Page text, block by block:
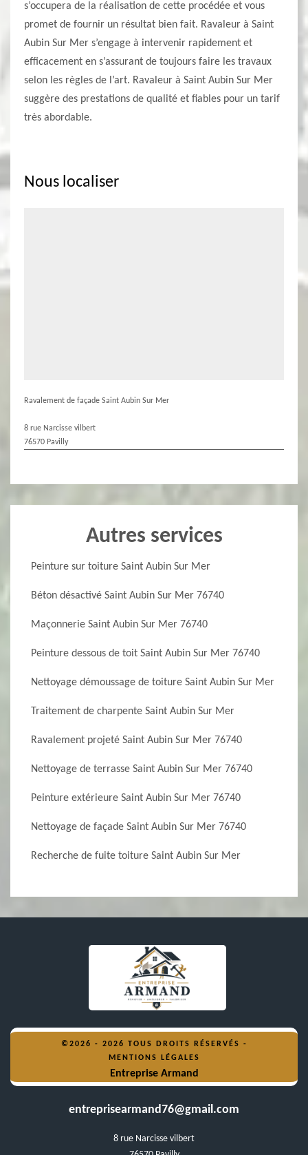
s’occupera de la réalisation de cette procédée et vous
promet de fournir un résultat bien fait. Ravaleur à Saint
Aubin Sur Mer s’engage à intervenir rapidement et
efficacement en s’assurant de toujours faire les travaux
selon les règles de l’art. Ravaleur à Saint Aubin Sur Mer
suggère des prestations de qualité et fiables pour un tarif
très abordable.
Nous localiser
Ravalement de façade Saint Aubin Sur Mer
8 rue Narcisse vilbert
76570 Pavilly
Autres services
Peinture sur toiture Saint Aubin Sur Mer
Béton désactivé Saint Aubin Sur Mer 76740
Maçonnerie Saint Aubin Sur Mer 76740
Peinture dessous de toit Saint Aubin Sur Mer 76740
Nettoyage démoussage de toiture Saint Aubin Sur Mer
Traitement de charpente Saint Aubin Sur Mer
Ravalement projeté Saint Aubin Sur Mer 76740
Nettoyage de terrasse Saint Aubin Sur Mer 76740
Peinture extérieure Saint Aubin Sur Mer 76740
Nettoyage de façade Saint Aubin Sur Mer 76740
Recherche de fuite toiture Saint Aubin Sur Mer
©2026 - 2026 TOUS DROITS RÉSERVÉS -
MENTIONS LÉGALES
Entreprise Armand
entreprisearmand76@gmail.com
8 rue Narcisse vilbert